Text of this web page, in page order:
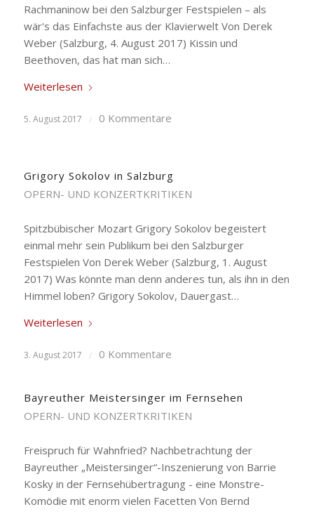
Rachmaninow bei den Salzburger Festspielen – als
wär's das Einfachste aus der Klavierwelt Von Derek
Weber (Salzburg, 4. August 2017) Kissin und
Beethoven, das hat man sich…
Weiterlesen
5. August 2017 / 0 Kommentare
Grigory Sokolov in Salzburg
OPERN- UND KONZERTKRITIKEN
Spitzbübischer Mozart Grigory Sokolov begeistert
einmal mehr sein Publikum bei den Salzburger
Festspielen Von Derek Weber (Salzburg, 1. August
2017) Was könnte man denn anderes tun, als ihn in den
Himmel loben? Grigory Sokolov, Dauergast…
Weiterlesen
3. August 2017 / 0 Kommentare
Bayreuther Meistersinger im Fernsehen
OPERN- UND KONZERTKRITIKEN
Freispruch für Wahnfried? Nachbetrachtung der
Bayreuther „Meistersinger“-Inszenierung von Barrie
Kosky in der Fernsehübertragung - eine Monstre-
Komödie mit enorm vielen Facetten Von Bernd